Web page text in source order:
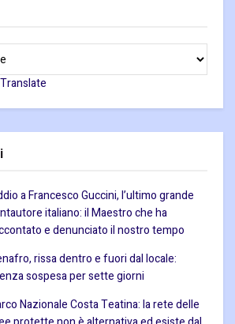
Translate
a Francesco Guccini, l’ultimo grande
italiano: il Maestro che ha
e denunciato il nostro tempo
rissa dentro e fuori dal locale:
sospesa per sette giorni
Nazionale Costa Teatina: la rete delle